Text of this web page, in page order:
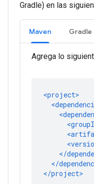
Gradle) en las
Maven Gradle
Agrega lo